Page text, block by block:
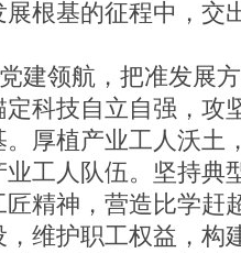
根基的征程中，交
领航，把准发展
科技自立自强，攻
厚植产业工人沃土
工人队伍。坚持典
精神，营造比学赶
维护职工权益，构